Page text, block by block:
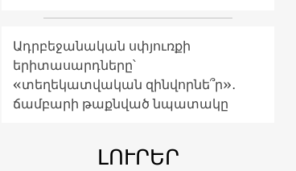
Ադրբեջանական սփյուռքի
երիտասարդները՝
«տեղեկատվական զինվորնե՞ր»․
ճամբարի թաքնված նպատակը
ԼՈՒՐԵՐ